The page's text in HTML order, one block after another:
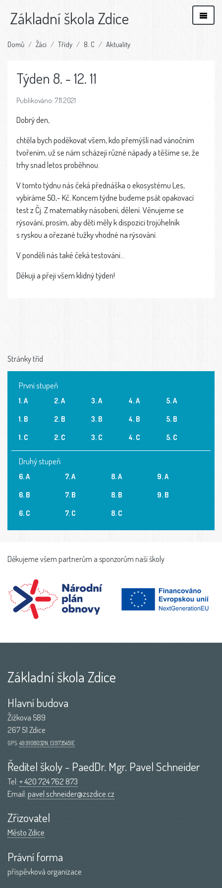
Základní škola Zdice
Domů Žáci Třídy 8. C Aktuality
Týden 8. - 12. 11
Publikováno: 7.11.2021
Dobrý den,
chtěla bych poděkovat všem, kdo přemýšlí nad vánočním
tvořením, už se nám scházejí různé nápady a těšíme se, že
trhy snad letos proběhnou.
V tomto týdnu nás čeká přednáška o ekosystému Les,
vybíráme 50,- Kč. Koncem týdne budeme psát opakovací
test z Čj. Z matematiky násobení, dělení. Věnujeme se
rýsování, prosím, aby děti měly k dispozici trojúhelník
s ryskou a ořezané tužky vhodné na rýsování.
V pondělí nás také čeká testování...
Děkuji a přeji všem klidný týden!
Stránky tříd
První stupeň
1. A
1. B
1. C
2. A
2. B
2. C
3. A
3. B
3. C
4. A
4. B
4. C
5. A
5. B
5. C
Druhý stupeň
6. A
6. B
6. C
7. A
7. B
7. C
8. A
8. B
8. C
9. A
9. B
Děkujeme všem partnerům a sponzorům naší školy
Základní škola Zdice
Hlavní budova
Žižkova 589
267 51 Zdice
GPS: 49.9108032N, 13.9735451E
Ředitel školy - PaedDr. Mgr. Pavel Schneider
Tel:+ 420 724 762 873
Email:pavel.schneider@zszdice.cz
Zřizovatel
Město Zdice
Právní forma
příspěvková organizace